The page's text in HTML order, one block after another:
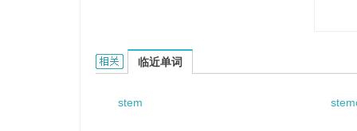
Stemplinger的相关资料：
临近单词
stem